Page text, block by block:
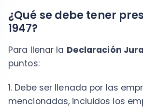
2. Esta declaración debe
que corresponde a la base
propietarios.
3. El cálculo de la base
informa (año comercial informado
4. Se deberán incluir lospagos
encuentren asociados a este